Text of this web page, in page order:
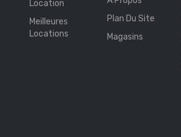
Location
Meilleures
Locations
Plan Du Site
Magasins